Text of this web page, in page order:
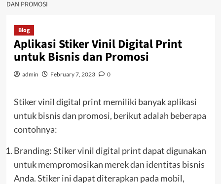
DAN PROMOSI
Blog
Aplikasi Stiker Vinil Digital Print
untuk Bisnis dan Promosi
admin February 7, 2023 0
Stiker vinil digital print memiliki banyak aplikasi
untuk bisnis dan promosi, berikut adalah beberapa
contohnya:
Branding: Stiker vinil digital print dapat digunakan
untuk mempromosikan merek dan identitas bisnis
Anda. Stiker ini dapat diterapkan pada mobil,